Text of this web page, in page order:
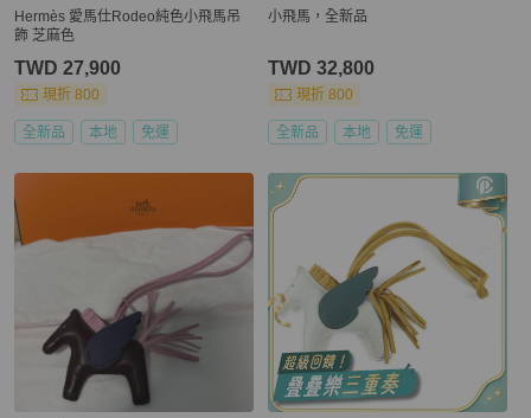
Hermès 愛馬仕Rodeo純色小飛馬吊
飾 芝麻色
TWD 27,900
現折 800
全新品 本地 免運
小飛馬，全新品
TWD 32,800
現折 800
全新品 本地 免運